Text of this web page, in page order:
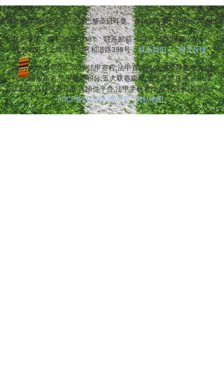
容多终端同步观看,涵盖巴黎圣日耳曼、摩纳哥等豪门比赛。内含
联系电话：131-3567-0381
联系邮箱：7JnTzAQ@sohu.com
联系地址：上海市平山区和谐路398号
联系我们
留言反馈
Copyright © 2016-2025 法甲赛程,法甲直播网,免费视频直播,法甲
现场,回放高清,法甲联赛积分,五大联赛观看,法甲视频直播,法甲球
队表现,足球联赛直播,无插件平台,法甲手机看球 版权所有 备案号:
川ICP备2023051998号 网站地图